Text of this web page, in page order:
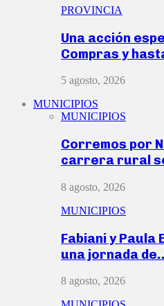
PROVINCIA
Una acción
Compras y
5 agosto, 2026
MUNICIPIOS
MUNICIPIOS
Corremos por
carrera rural
8 agosto, 2026
MUNICIPIOS
Fabiani y Paula
una jornada
8 agosto, 2026